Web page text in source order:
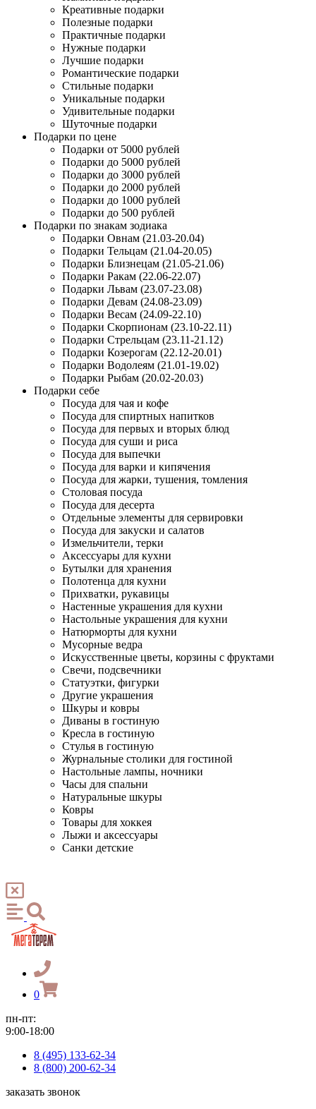
Креативные подарки
Полезные подарки
Практичные подарки
Нужные подарки
Лучшие подарки
Романтические подарки
Стильные подарки
Уникальные подарки
Удивительные подарки
Шуточные подарки
Подарки по цене
Подарки от 5000 рублей
Подарки до 5000 рублей
Подарки до 3000 рублей
Подарки до 2000 рублей
Подарки до 1000 рублей
Подарки до 500 рублей
Подарки по знакам зодиака
Подарки Овнам (21.03-20.04)
Подарки Тельцам (21.04-20.05)
Подарки Близнецам (21.05-21.06)
Подарки Ракам (22.06-22.07)
Подарки Львам (23.07-23.08)
Подарки Девам (24.08-23.09)
Подарки Весам (24.09-22.10)
Подарки Скорпионам (23.10-22.11)
Подарки Стрельцам (23.11-21.12)
Подарки Козерогам (22.12-20.01)
Подарки Водолеям (21.01-19.02)
Подарки Рыбам (20.02-20.03)
Подарки себе
Посуда для чая и кофе
Посуда для спиртных напитков
Посуда для первых и вторых блюд
Посуда для суши и риса
Посуда для выпечки
Посуда для варки и кипячения
Посуда для жарки, тушения, томления
Столовая посуда
Посуда для десерта
Отдельные элементы для сервировки
Посуда для закуски и салатов
Измельчители, терки
Аксессуары для кухни
Бутылки для хранения
Полотенца для кухни
Прихватки, рукавицы
Настенные украшения для кухни
Настольные украшения для кухни
Натюрморты для кухни
Мусорные ведра
Искусственные цветы, корзины с фруктами
Свечи, подсвечники
Статуэтки, фигурки
Другие украшения
Шкуры и ковры
Диваны в гостиную
Кресла в гостиную
Стулья в гостиную
Журнальные столики для гостиной
Настольные лампы, ночники
Часы для спальни
Натуральные шкуры
Ковры
Товары для хоккея
Лыжи и аксессуары
Санки детские
0
пн-пт:
9:00-18:00
8 (495) 133-62-34
8 (800) 200-62-34
заказать звонок